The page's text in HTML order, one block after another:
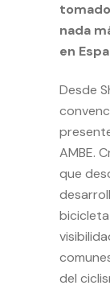
nada
en
Desde
AMBE.
que
del